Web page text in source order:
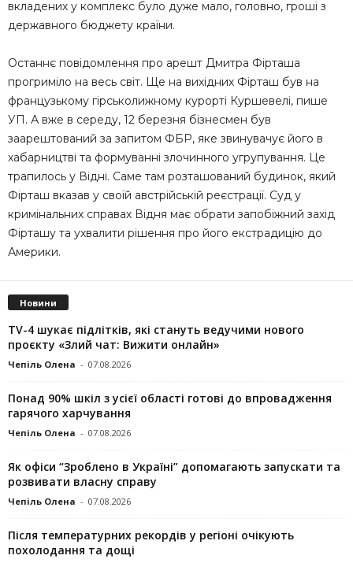
вкладених у комплекс було дуже мало, головно, гроші з
державного бюджету країни.
Останнє повідомлення про арешт Дмитра Фірташа
прогриміло на весь світ. Ще на вихідних Фірташ був на
французькому гірськолижному курорті Куршевелі, пише
УП. А вже в середу, 12 березня бізнесмен був
заарештований за запитом ФБР, яке звинувачує його в
хабарництві та формуванні злочинного угрупування. Це
трапилось у Відні. Саме там розташований будинок, який
Фірташ вказав у своїй австрійській реєстрації. Суд у
кримінальних справах Відня має обрати запобіжний захід
Фірташу та ухвалити рішення про його екстрадицію до
Америки.
Новини
TV-4 шукає підлітків, які стануть ведучими нового
проєкту «Злий чат: Вижити онлайн»
Чепіль Олена - 07.08.2026
Понад 90% шкіл з усієї області готові до впровадження
гарячого харчування
Чепіль Олена - 07.08.2026
Як офіси “Зроблено в Україні” допомагають запускaти та
розвивати власну справу
Чепіль Олена - 07.08.2026
Після температурних рекордів у регіоні очікують
похолодання та дощі